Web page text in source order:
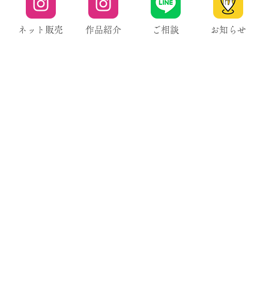
ネット販売 作品紹介 ご相談 お知らせ